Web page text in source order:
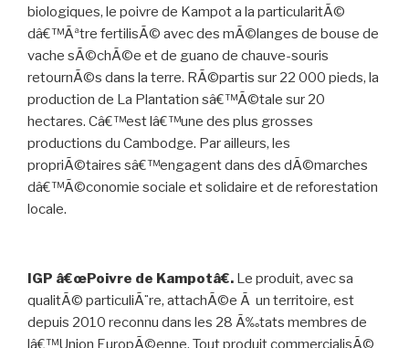
biologiques, le poivre de Kampot a la particularitÃ©
dâ€™Ãªtre fertilisÃ© avec des mÃ©langes de bouse de
vache sÃ©chÃ©e et de guano de chauve-souris
retournÃ©s dans la terre. RÃ©partis sur 22 000 pieds, la
production de La Plantation sâ€™Ã©tale sur 20
hectares. Câ€™est lâ€™une des plus grosses
productions du Cambodge. Par ailleurs, les
propriÃ©taires sâ€™engagent dans des dÃ©marches
dâ€™Ã©conomie sociale et solidaire et de reforestation
locale.
IGP â€œPoivre de Kampotâ€. Le produit, avec sa
qualitÃ© particuliÃ¨re, attachÃ©e Ã un territoire, est
depuis 2010 reconnu dans les 28 Ã‰tats membres de
lâ€™Union EuropÃ©enne. Tout produit commercialisÃ©